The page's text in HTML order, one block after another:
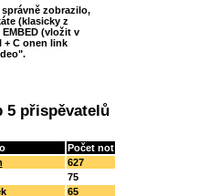
zobrazilo,
(klasicky z
(vložit v
+ C onen link
5 přispěvatelů
Počet not
627
75
65